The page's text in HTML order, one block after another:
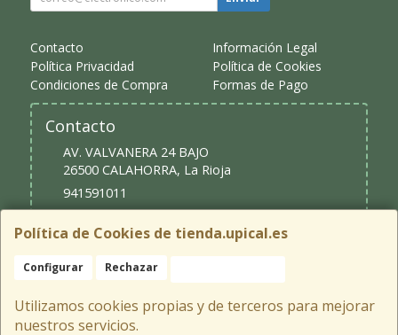
Política de Cookies de tienda.upical.es
Configurar Rechazar
Utilizamos cookies propias y de terceros para mejorar
nuestros servicios.
Contacto
Información Legal
Política Privacidad
Política de Cookies
Condiciones de Compra
Formas de Pago
Contacto
AV. VALVANERA 24 BAJO
26500 CALAHORRA, La Rioja
941591011
upical@upical.es
Horario
9:30 - 13:30 y 16:30 - 20:00